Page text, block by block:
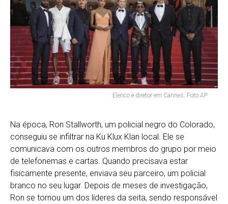
Elenco e diretor em Cannes. Foto AP
Na época, Ron Stallworth, um policial negro do Colorado,
conseguiu se infiltrar na Ku Klux Klan local. Ele se
comunicava com os outros membros do grupo por meio
de telefonemas e cartas. Quando precisava estar
fisicamente presente, enviava seu parceiro, um policial
branco no seu lugar. Depois de meses de investigação,
Ron se tornou um dos líderes da seita, sendo responsável